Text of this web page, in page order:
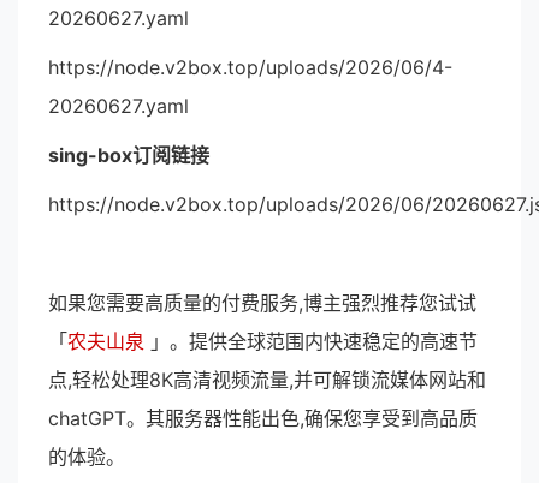
20260627.yaml
https://node.v2box.top/uploads/2026/06/4-
20260627.yaml
sing-box订阅链接
https://node.v2box.top/uploads/2026/06/
如果您需要高质量的付费服务,博主强烈推荐您试试
「 农夫山泉 」。提供全球范围内快速稳定的高速节
点,轻松处理8K高清视频流量,并可解锁流媒体网站和
chatGPT。其服务器性能出色,确保您享受到高品质
的体验。